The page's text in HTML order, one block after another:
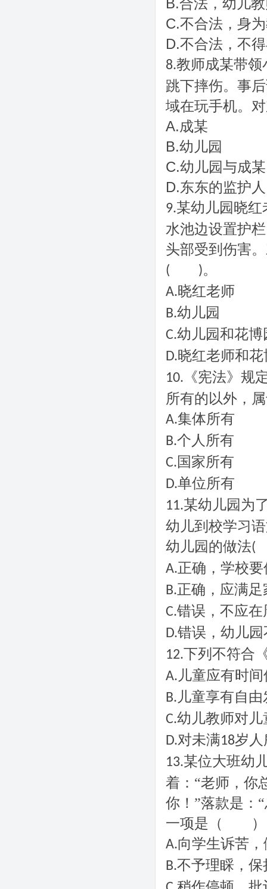
B.合法，幼儿
C.不合法， 身
D.不合法，不
8.教师成某带领
跳下摔伤。事
域在玩手机。
A.成某
B.幼儿园
C.幼儿园与成某
D.东东的监护人
9.某幼儿园晓
水池边设置护
头部受到伤害
( )。
A.晓红老师
B.幼儿园
C.幼儿园和花博
D.晓红老师和花
10. 《宪法》规
所有的以外，
A.集体所有
B.个人所有
C.国家所有
D.单位所有
11.某幼儿园为
幼儿到校学习
幼儿园的做法(
A.正确，学校
B.正确，应满
C.错误，不应
D.错误，幼儿
12.下列不符合
A. 儿童应有时
B. 儿童享有自
C.幼儿教师对
D.对未满18岁人
13.某位大班幼
着：“老师，你
你！”落款是：
一项是（ ）
A.向学生诉苦
B.不予理睬，